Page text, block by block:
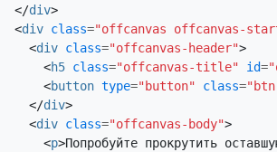
</div>
<div class="offcanvas offcanvas-
<div class="offcanvas-header">
<h5 class="offcanvas-title" id=
<button type="button" class=
</div>
<div class="offcanvas-body">
<p>Попробуйте прокрутить